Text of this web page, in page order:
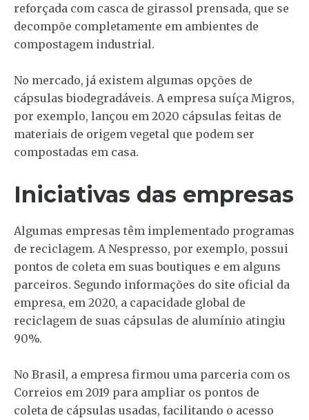
reforçada com casca de girassol prensada, que se
decompõe completamente em ambientes de
compostagem industrial.
No mercado, já existem algumas opções de
cápsulas biodegradáveis. A empresa suíça Migros,
por exemplo, lançou em 2020 cápsulas feitas de
materiais de origem vegetal que podem ser
compostadas em casa.
Iniciativas das empresas
Algumas empresas têm implementado programas
de reciclagem. A Nespresso, por exemplo, possui
pontos de coleta em suas boutiques e em alguns
parceiros. Segundo informações do site oficial da
empresa, em 2020, a capacidade global de
reciclagem de suas cápsulas de alumínio atingiu
90%.
No Brasil, a empresa firmou uma parceria com os
Correios em 2019 para ampliar os pontos de
coleta de cápsulas usadas, facilitando o acesso